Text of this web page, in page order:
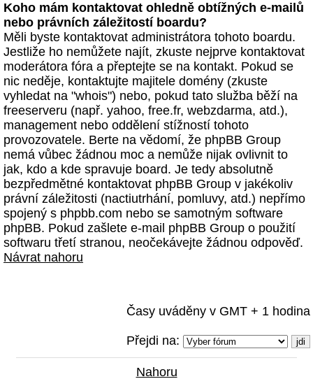
Koho mám kontaktovat ohledně obtížných e-mailů
nebo právních záležitostí boardu?
Měli byste kontaktovat administrátora tohoto boardu.
Jestliže ho nemůžete najít, zkuste nejprve kontaktovat
moderátora fóra a přeptejte se na kontakt. Pokud se
nic neděje, kontaktujte majitele domény (zkuste
vyhledat na "whois") nebo, pokud tato služba běží na
freeserveru (např. yahoo, free.fr, webzdarma, atd.),
management nebo oddělení stížností tohoto
provozovatele. Berte na vědomí, že phpBB Group
nemá vůbec žádnou moc a nemůže nijak ovlivnit to
jak, kdo a kde spravuje board. Je tedy absolutně
bezpředmětné kontaktovat phpBB Group v jakékoliv
právní záležitosti (nactiutrhání, pomluvy, atd.) nepřímo
spojený s phpbb.com nebo se samotným software
phpBB. Pokud zašlete e-mail phpBB Group o použití
softwaru třetí stranou, neočekávejte žádnou odpověď.
Návrat nahoru
Časy uváděny v GMT + 1 hodina
Přejdi na:
Nahoru